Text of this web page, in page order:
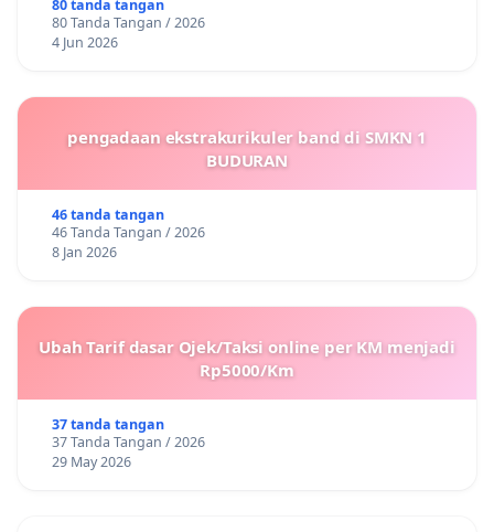
80 tanda tangan
80 Tanda Tangan / 2026
4 Jun 2026
pengadaan ekstrakurikuler band di SMKN 1
BUDURAN
46 tanda tangan
46 Tanda Tangan / 2026
8 Jan 2026
Ubah Tarif dasar Ojek/Taksi online per KM menjadi
Rp5000/Km
37 tanda tangan
37 Tanda Tangan / 2026
29 May 2026